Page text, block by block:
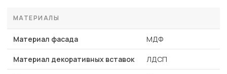
МАТЕРИАЛЫ
Материал фасада МДФ
Материал декоративных вставок ЛДСП